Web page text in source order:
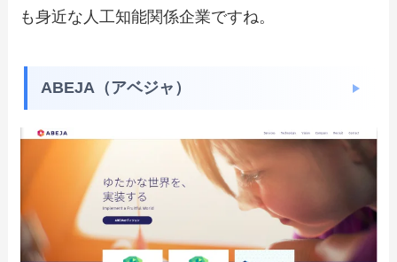
も身近な人工知能関係企業ですね。
ABEJA（アベジャ）